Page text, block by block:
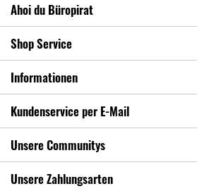
Ahoi du Büropirat
Shop Service
Informationen
Kundenservice per E-Mail
Unsere Communitys
Unsere Zahlungsarten